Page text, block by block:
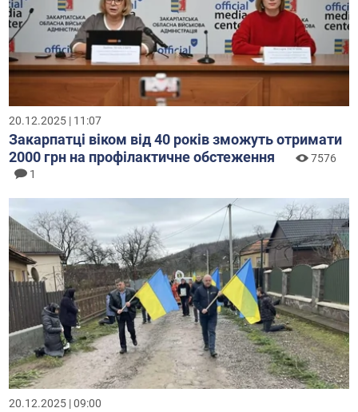
20.12.2025 | 11:07
Закарпатці віком від 40 років зможуть отримати
2000 грн на профілактичне обстеження
7576
1
20.12.2025 | 09:00